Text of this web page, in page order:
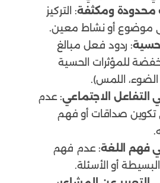
محدودة ومكثفة: التركيز
موضوع أو نشاط معين.
: ردود فعل مبالغ
للمؤثرات الحسية
اللمس).
الاجتماعي: عدم
تكوين صداقات أو فهم
فهم اللغة: عدم فهم
أو الأسئلة.